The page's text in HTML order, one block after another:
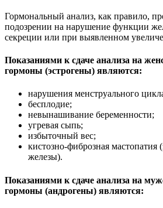
Гормональный анализ, как правило,
подозрении на нарушение функции
секреции или при выявленном
Показаниями к сдаче анализа на
гормоны (эстрогены) являются:
нарушения менструального
бесплодие;
невынашивание беременности;
угревая сыпь;
избыточный вес;
кистозно-фиброзная мастопатия
железы).
Показаниями к сдаче анализа на
гормоны (андрогены) являются: